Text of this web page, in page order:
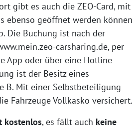
gibt es auch die ZEO-Card, mit
ebenso geöffnet werden können
Die Buchung ist nach der
carsharing.de, per
App oder über eine Hotline
ist der Besitz eines
B. Mit einer Selbstbeteiligung
Fahrzeuge Vollkasko versichert.
kostenlos, es fällt auch keine